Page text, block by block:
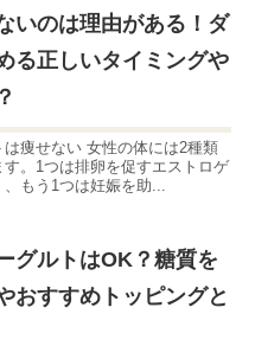
いのは理由がある！ダ
る正しいタイミングや
痩せない 女性の体には2種類
。1つは排卵を促すエストロゲ
もう1つは妊娠を助...
グルトはOK？糖質を
おすすめトッピングと